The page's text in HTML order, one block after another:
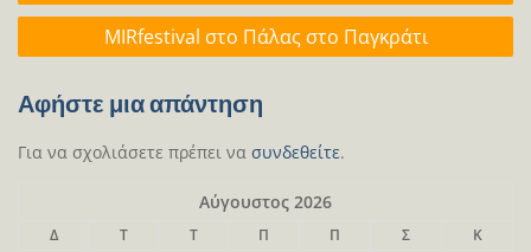
MIRfestival στο Πάλας στο Παγκράτι
Αφήστε μια απάντηση
Για να σχολιάσετε πρέπει να συνδεθείτε.
Αύγουστος 2026
Δ Τ Τ Π Π Σ
Κ